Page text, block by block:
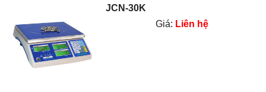
JCN-30K
Giá: Liên hệ